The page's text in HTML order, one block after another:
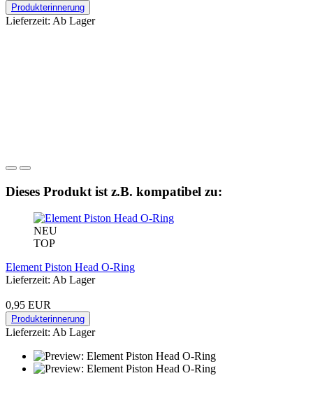
Produkterinnerung
Lieferzeit: Ab Lager
Dieses Produkt ist z.B. kompatibel zu:
NEU
TOP
Element Piston Head O-Ring
Lieferzeit: Ab Lager
0,95 EUR
Produkterinnerung
Lieferzeit: Ab Lager